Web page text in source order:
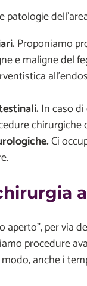
patologie
Proponiamo
e maligne del
In caso
chirurgiche
Ci
per via
procedure
anche i